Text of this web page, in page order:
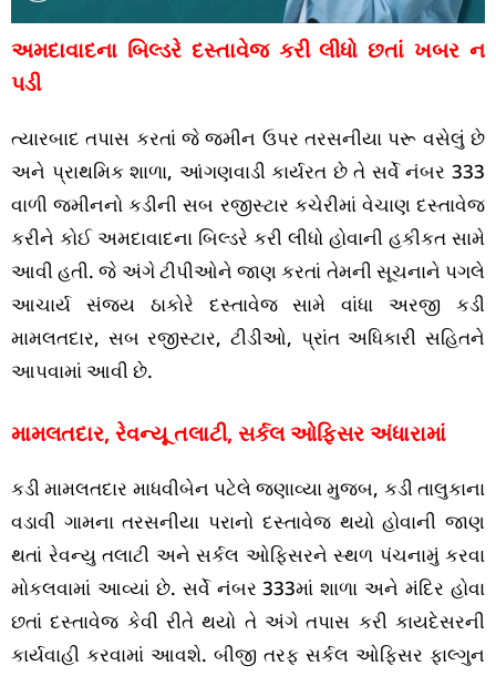
અમદાવાદના બિલ્ડરે દસ્તાવેજ કરી લીધો છતાં ખબર ન
પડી
ત્યારબાદ તપાસ કરતાં જે જમીન ઉપર તરસનીયા પરૂ વસેલું છે
અને પ્રાથમિક શાળા, આંગણવાડી કાર્યરત છે તે સર્વે નંબર 333
વાળી જમીનનો કડીની સબ રજીસ્ટાર કચેરીમાં વેચાણ દસ્તાવેજ
કરીને કોઈ અમદાવાદના બિલ્ડરે કરી લીધો હોવાની હકીકત સામે
આવી હતી. જે અંગે ટીપીઓને જાણ કરતાં તેમની સૂચનાને પગલે
આચાર્ય સંજય ઠાકોરે દસ્તાવેજ સામે વાંધા અરજી કડી
મામલતદાર, સબ રજીસ્ટાર, ટીડીઓ, પ્રાંત અધિકારી સહિતને
આપવામાં આવી છે.
મામલતદાર, રેવન્યૂ તલાટી, સર્કલ ઓફિસર અંધારામાં
કડી મામલતદાર માધવીબેન પટેલે જણાવ્યા મુજબ, કડી તાલુકાના
વડાવી ગામના તરસનીયા પરાનો દસ્તાવેજ થયો હોવાની જાણ
થતાં રેવન્યુ તલાટી અને સર્કલ ઓફિસરને સ્થળ પંચનામું કરવા
મોકલવામાં આવ્યાં છે. સર્વે નંબર 333માં શાળા અને મંદિર હોવા
છતાં દસ્તાવેજ કેવી રીતે થયો તે અંગે તપાસ કરી કાયદેસરની
કાર્યવાહી કરવામાં આવશે. બીજી તરફ સર્કલ ઓફિસર ફાલ્ગુન